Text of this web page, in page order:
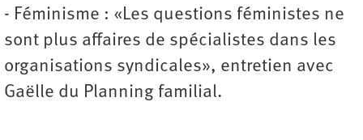
- Féminisme : «Les questions féministes ne
sont plus affaires de spécialistes dans les
organisations syndicales», entretien avec
Gaëlle du Planning familial.